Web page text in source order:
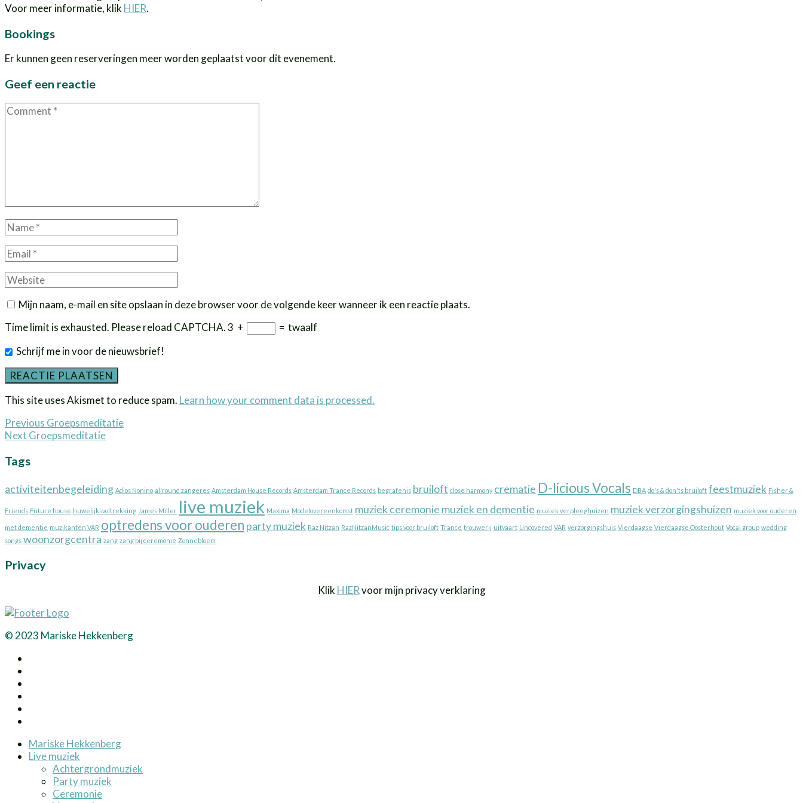
Voor meer informatie, klik HIER.
Bookings
Er kunnen geen reserveringen meer worden geplaatst voor dit evenement.
Geef een reactie
Comment
Name
*
Email
*
Website
Mijn naam, e-mail en site opslaan in deze browser voor de volgende keer wanneer ik een reactie plaats.
Time limit is exhausted. Please reload CAPTCHA.3 + = twaalf
Schrijf me in voor de nieuwsbrief!
This site uses Akismet to reduce spam. Learn how your comment data is processed.
Bericht
navigatie
Previous Previous
post:
Groepsmeditatie
Next Next
Groepsmeditatie
Tags
activiteitenbegeleiding Adios Nonino allround zangeres Amsterdam House Records Amsterdam Trance Records begrafenis bruiloft close harmony crematie D-licious Vocals DBA do's & don'ts bruiloft feestmuziek Fisher &
Friends Future house huwelijksvoltrekking James Miller live muziek Maxima Modelovereenkomst muziek ceremonie muziek en dementie muziek verpleeghuizen muziek verzorgingshuizen muziek voor ouderen
met dementie muzikanten VAR optredens voor ouderen party muziek Raz Nitzan RazNitzanMusic tips voor bruiloft Trance trouwerij uitvaart Uncovered VAR verzorgingshuis Vierdaagse Vierdaagse Oosterhout Vocal group wedding
songs woonzorgcentra zang zang bij ceremonie Zonnebloem
Privacy
Klik HIERvoor mijn privacy verklaring
© 2023 Mariske Hekkenberg
Mariske Hekkenberg
Live muziek
Achtergrondmuziek
Party muziek
Ceremonie